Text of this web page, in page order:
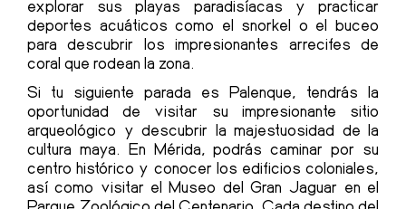
explorar sus playas paradisíacas y practicar
deportes acuáticos como el snorkel o el buceo
para descubrir los impresionantes arrecifes de
coral que rodean la zona.
Si tu siguiente parada es Palenque, tendrás la
oportunidad de visitar su impresionante sitio
arqueológico y descubrir la majestuosidad de la
cultura maya. En Mérida, podrás caminar por su
centro histórico y conocer los edificios coloniales,
así como visitar el Museo del Gran Jaguar en el